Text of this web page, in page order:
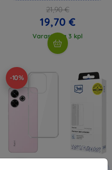
21,90 €
19,70 €
Varastossa 3 kpl
-10%